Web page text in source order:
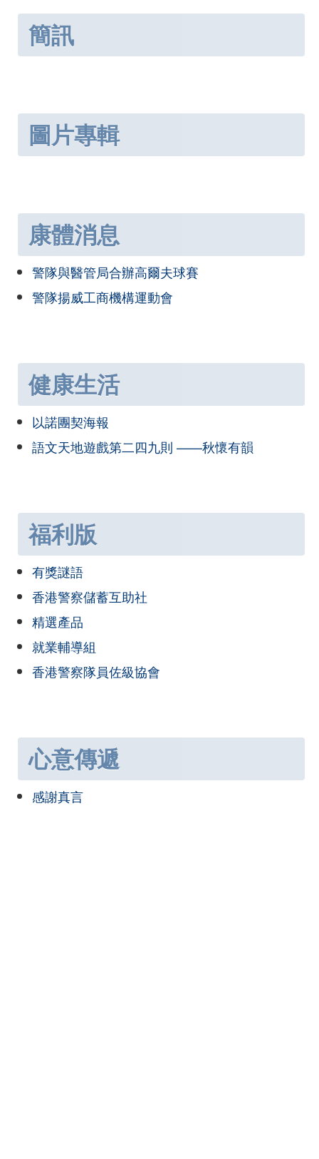
簡訊
圖片專輯
康體消息
警隊與醫管局合辦高爾夫球賽
警隊揚威工商機構運動會
健康生活
以諾團契海報
語文天地遊戲第二四九則 ——秋懷有韻
福利版
有獎謎語
香港警察儲蓄互助社
精選產品
就業輔導組
香港警察隊員佐級協會
心意傳遞
感謝真言